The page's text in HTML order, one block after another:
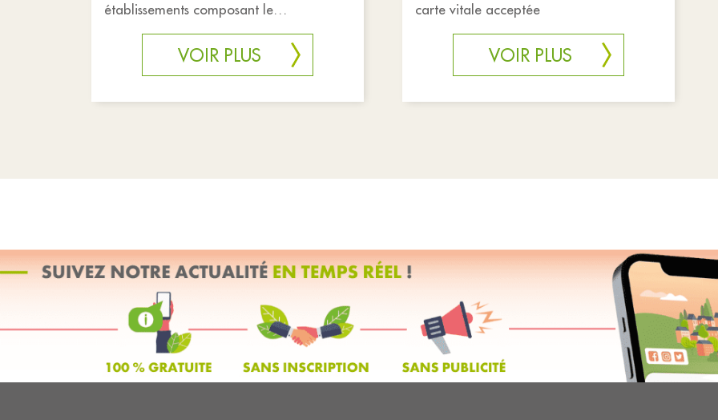
établissements composant le
Groupement Hospitalier de Territoire du
Limousin (GHT)VOIR PLUS
carte vitale acceptée
VOIR PLUS